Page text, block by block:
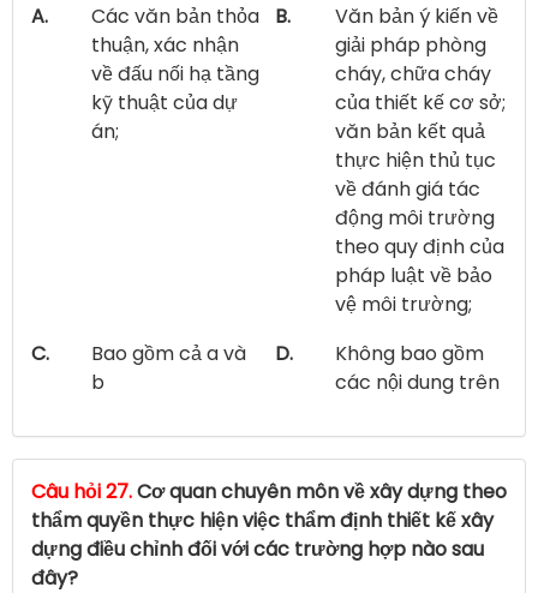
A.
Các văn bản thỏa
thuận, xác nhận
về đấu nối hạ tầng
kỹ thuật của dự
án;
B.
Văn bản ý kiến về
giải pháp phòng
cháy, chữa cháy
của thiết kế cơ sở;
văn bản kết quả
thực hiện thủ tục
về đánh giá tác
động môi trường
theo quy định của
pháp luật về bảo
vệ môi trường;
C.
Bao gồm cả a và
b
D.
Không bao gồm
các nội dung trên
Câu hỏi 27.Cơ quan chuyên môn về xây dựng theo
thẩm quyền thực hiện việc thẩm định thiết kế xây
dựng điều chỉnh đối với các trường hợp nào sau
đây?